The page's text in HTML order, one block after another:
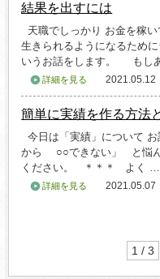
結果を出すには
天職でしっかり お金を稼
生きられるようになるため
いうお話をします。 もし
詳細を見る 2021.05.12
簡単に実績を作る方法
今日は「実績」について
から ○○できない」 と悩ん
ください。 ＊＊＊ よく …
詳細を見る 2021.05.07
1 / 3